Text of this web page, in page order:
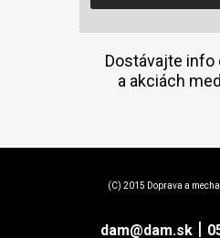
Dostávajte info
a akciách
(C) 2015 Doprava a
dam@dam.sk|